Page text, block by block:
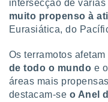
através
intersecção de
muito propenso à
Eurasiática, do
Os terramotos afetam
de todo o mundo e
áreas mais
destacam-se o Anel